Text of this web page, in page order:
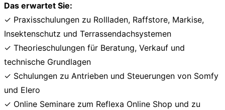
Das erwartet Sie:
✓ Praxisschulungen zu Rollladen, Raffstore, Markise,
Insektenschutz und Terrassendachsystemen
✓ Theorieschulungen für Beratung, Verkauf und
technische Grundlagen
✓ Schulungen zu Antrieben und Steuerungen von Somfy
und Elero
✓ Online Seminare zum Reflexa Online Shop und zu